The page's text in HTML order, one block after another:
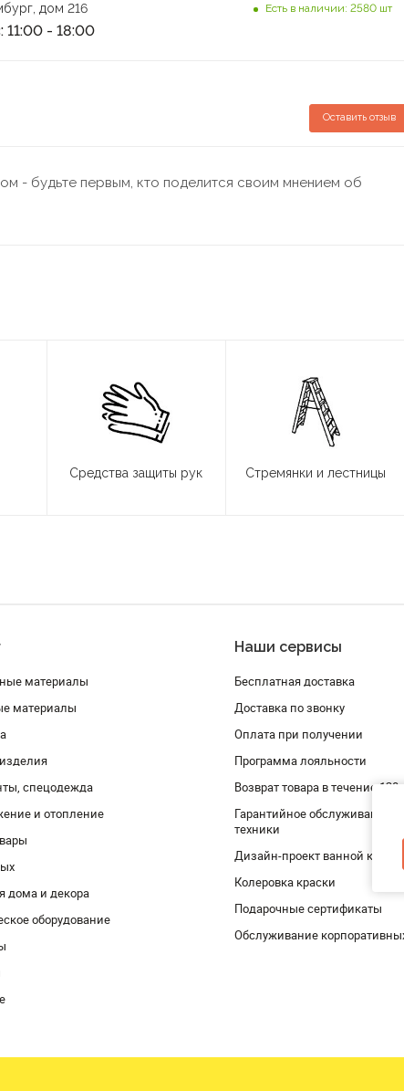
дом 216
11:00 - 18:00
Есть в наличии: 2580 шт
Оставить отзыв
- будьте первым, кто поделится своим мнением об
Средства защиты рук Стремянки и лестницы
материалы
материалы
спецодежда
и отопление
дома и декора
оборудование
Наши сервисы
Бесплатная доставка
Доставка по звонку
Оплата при получении
Программа лояльности
Возврат товара в течение 120
Гарантийное обслуживание и
техники
Дизайн-проект ванной
Колеровка краски
Подарочные сертификаты
Обслуживание